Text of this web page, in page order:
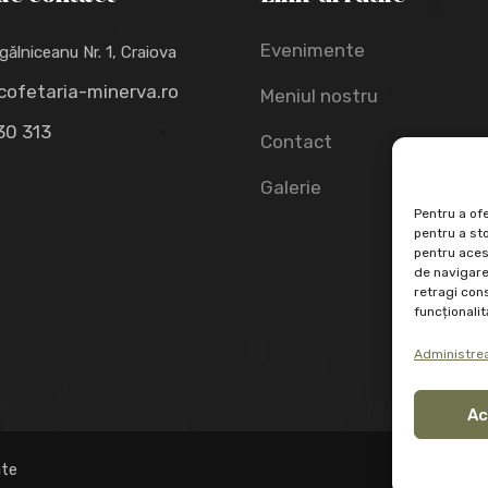
Pentru a
pentru a
pentru
de
retragi
Nr. 1, Craiova
minerva.ro
313
Evenimente
Meniul nostru
Contact
Galerie